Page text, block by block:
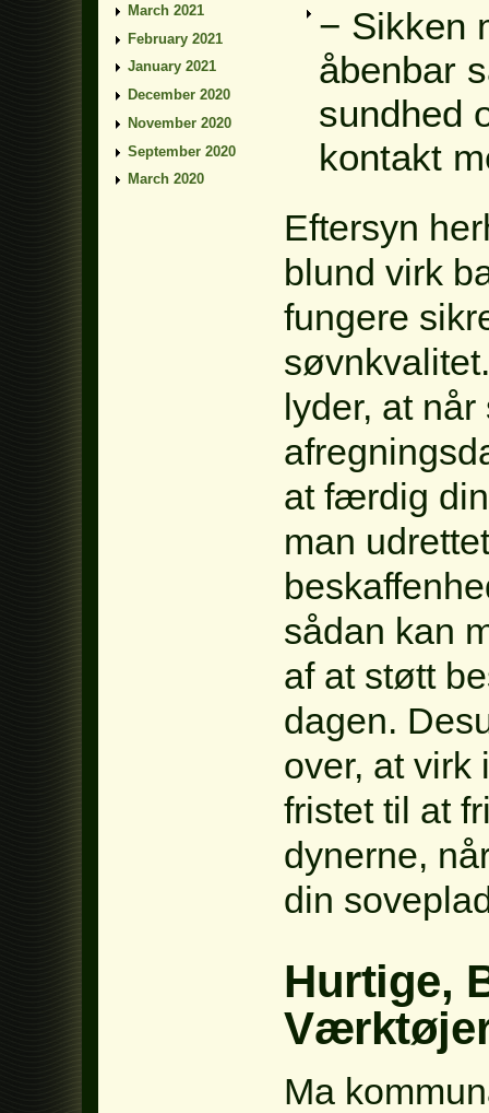
− Sikken
åbenbar
sundhed
kontakt
Eftersyn
blund virk
fungere
lyder, at
at færdig
man
sådan kan
af at støtt
dagen.
over, at virk
fristet til at
dynerne,
din
Hurtige,
Ma
March 2021
February 2021
January 2021
December 2020
November 2020
September 2020
March 2020